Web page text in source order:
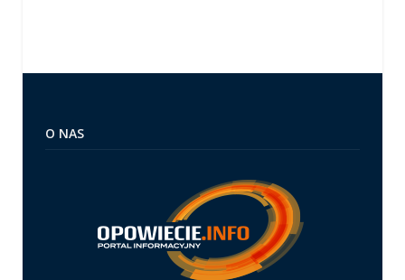
O NAS